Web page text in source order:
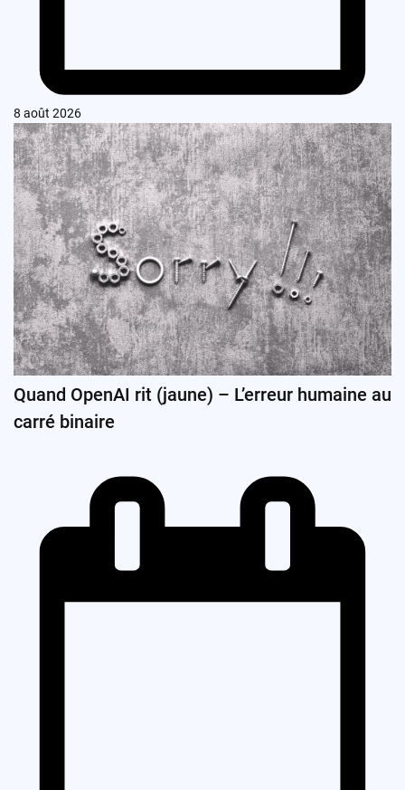
8 août 2026
Quand OpenAI rit (jaune) – L’erreur humaine au
carré binaire